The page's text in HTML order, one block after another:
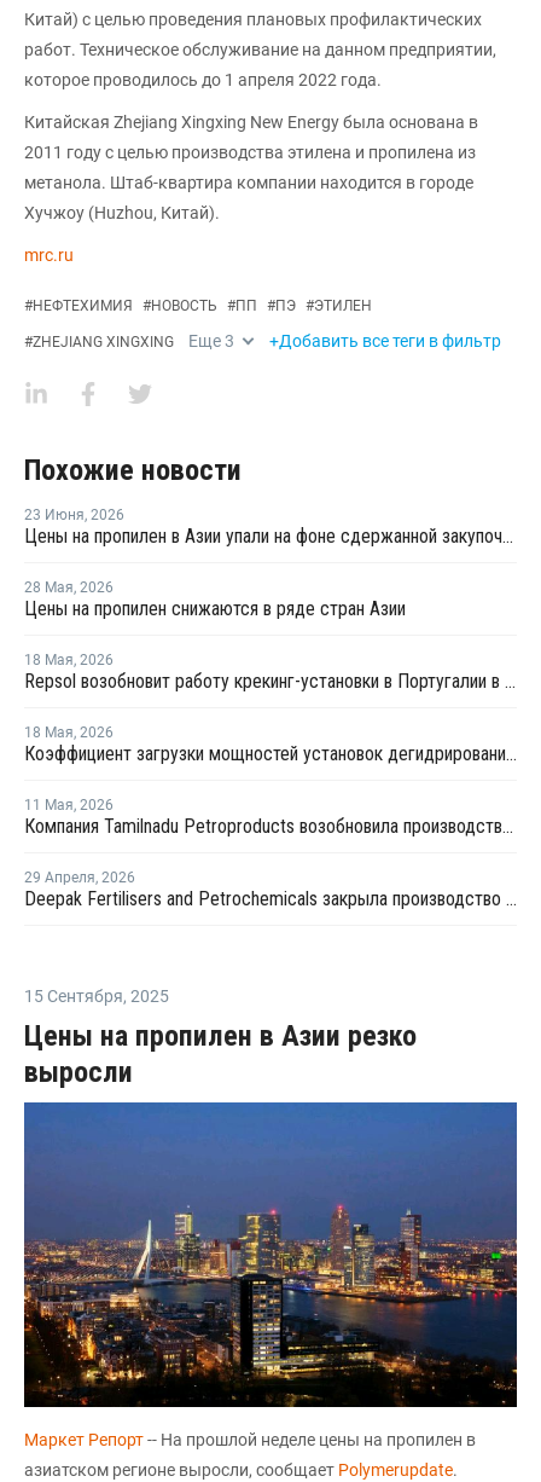
Китай) с целью проведения плановых профилактических
работ. Техническое обслуживание на данном предприятии,
которое проводилось до 1 апреля 2022 года.
Китайская Zhejiang Xingxing New Energy была основана в
2011 году с целью производства этилена и пропилена из
метанола. Штаб-квартира компании находится в городе
Хучжоу (Huzhou, Китай).
mrc.ru
#НЕФТЕХИМИЯ #НОВОСТЬ #ПП #ПЭ #ЭТИЛЕН
#ZHEJIANG XINGXING Еще3 +Добавить все теги в фильтр
Похожие новости
23 Июня, 2026
Цены на пропилен в Азии упали на фоне сдержанной закупочной активности
28 Мая, 2026
Цены на пропилен снижаются в ряде стран Азии
18 Мая, 2026
Repsol возобновит работу крекинг-установки в Португалии в июне
18 Мая, 2026
Коэффициент загрузки мощностей установок дегидрированию пропана в Китае в мае снизится примерно до 50%
11 Мая, 2026
Компания Tamilnadu Petroproducts возобновила производство окиси пропилена
29 Апреля, 2026
Deepak Fertilisers and Petrochemicals закрыла производство изопропилового спирта из-за перебоев в поставках пропилена
15 Сентября, 2025
Цены на пропилен в Азии резко
выросли
Маркет Репорт-- На прошлой неделе цены на пропилен в
азиатском регионе выросли, сообщает Polymerupdate.